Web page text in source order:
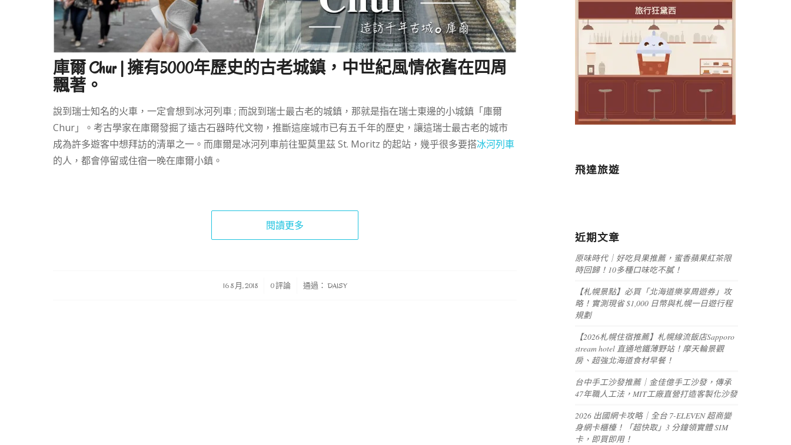
庫爾 Chur | 擁有5000年歷史的古老城鎮，中世紀風情依舊在四周
飄著。
說到瑞士知名的火車，一定會想到冰河列車 ; 而說到瑞士最古老的城鎮，那就是指在瑞士東邊的小城鎮「庫爾
Chur」。考古學家在庫爾發掘了遠古石器時代文物，推斷這座城市已有五千年的歷史，讓這瑞士最古老的城市
成為許多遊客中想拜訪的清單之一。而庫爾是冰河列車前往聖莫里茲 St. Moritz 的起站，幾乎很多要搭冰河列車
的人，都會停留或住宿一晚在庫爾小鎮。
閱讀更多
16 8 月, 2018
/ 0 評論 通過： DAISY
飛達旅遊
近期文章
原味時代｜好吃貝果推薦，蜜香蘋果紅茶限
時回歸！10多種口味吃不膩！
【札幌景點】必買「北海道樂享周遊券」攻
略！實測現省 $1,000 日幣與札幌一日遊行程
規劃
【2026札幌住宿推薦】札幌線流飯店Sapporo
stream hotel 直通地鐵薄野站！摩天輪景觀
房、超強北海道食材早餐！
台中手工沙發推薦｜金佳億手工沙發，傳承
47年職人工法，MIT工廠直營打造客製化沙發
2026 出國網卡攻略｜全台 7-ELEVEN 超商變
身網卡櫃檯！「超快取」3 分鐘領實體 SIM
卡，即買即用！